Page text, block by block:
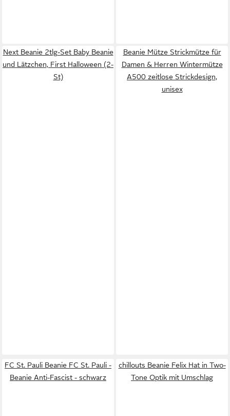
Next Beanie 2tlg-Set Baby Beanie
und Lätzchen, First Halloween (2-
St)
Beanie Mütze Strickmütze für
Damen & Herren Wintermütze
A500 zeitlose Strickdesign,
unisex
FC St. Pauli Beanie FC St. Pauli -
Beanie Anti-Fascist - schwarz
chillouts Beanie Felix Hat in Two-
Tone Optik mit Umschlag